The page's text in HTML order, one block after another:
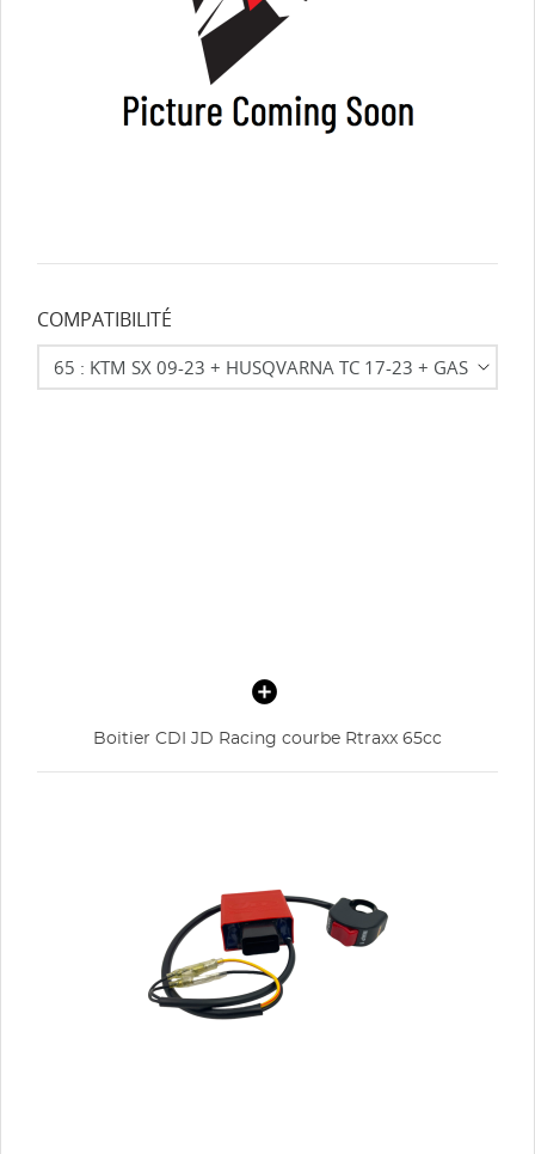
COMPATIBILITÉ
Boitier CDI JD Racing courbe Rtraxx 65cc